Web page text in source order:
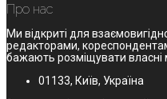
Про нас
Ми відкриті для
редакторами,
бажають розміщувати власні
01133, Київ, Україна